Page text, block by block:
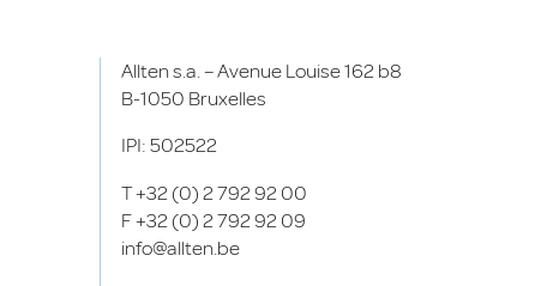
Allten s.a. – Avenue Louise 162 b8
B-1050 Bruxelles
IPI: 502522
T+32 (0) 2 792 92 00
F+32 (0) 2 792 92 09
info@allten.be